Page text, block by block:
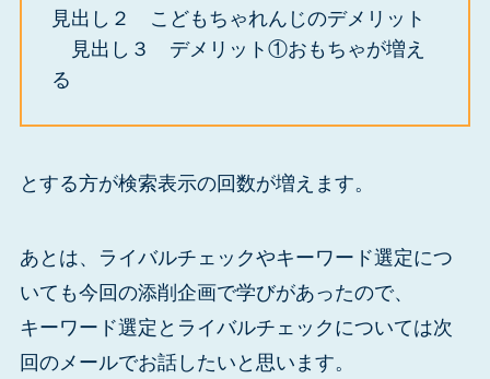
見出し２ こどもちゃれんじのデメリット
見出し３ デメリット①おもちゃが増え
る
とする方が検索表示の回数が増えます。
あとは、ライバルチェックやキーワード選定につ
いても今回の添削企画で学びがあったので、
キーワード選定とライバルチェックについては次
回のメールでお話したいと思います。